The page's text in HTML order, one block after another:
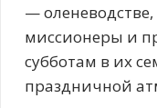
—
миссионеры и
субботам в их
праздничной